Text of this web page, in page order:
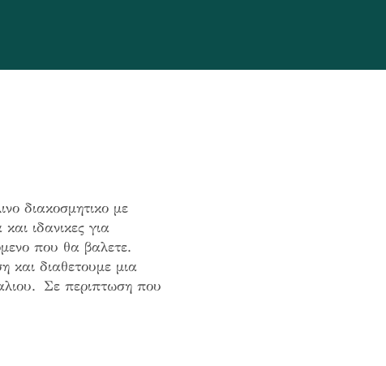
διακοσμητικο με
ιδανικες για
που θα βαλετε.
και διαθετουμε μια
Σε περιπτωση που